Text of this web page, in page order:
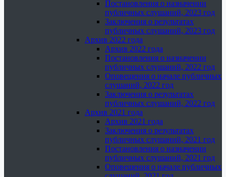
Постановления о назначении
публичных слушаний, 2023 год
Заключения о результатах
публичных слушаний, 2023 год
Архив 2022 года
Архив 2022 года
Постановления о назначении
публичных слушаний, 2022 год
Оповещения о начале публичных
слушаний, 2022 год
Заключения о результатах
публичных слушаний, 2022 год
Архив 2021 года
Архив 2021 года
Заключения о результатах
публичных слушаний, 2021 год
Постановления о назначении
публичных слушаний, 2021 год
Оповещения о начале публичных